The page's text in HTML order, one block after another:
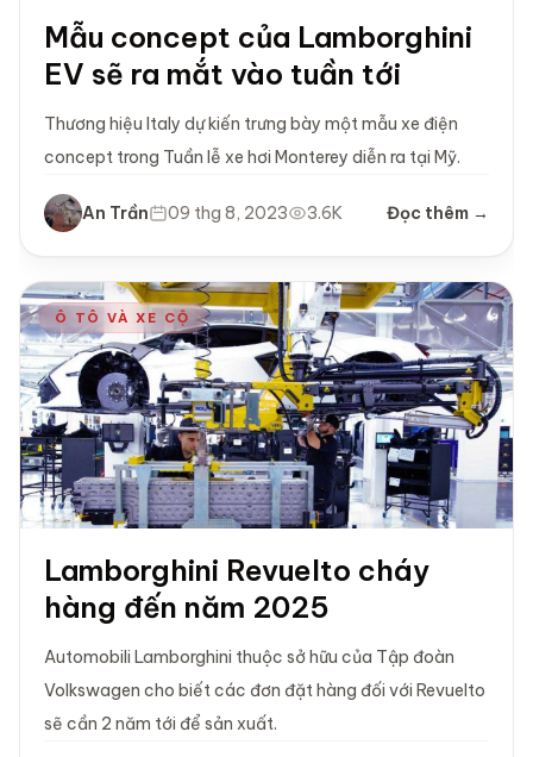
Mẫu concept của Lamborghini
EV sẽ ra mắt vào tuần tới
Thương hiệu Italy dự kiến trưng bày một mẫu xe điện
concept trong Tuần lễ xe hơi Monterey diễn ra tại Mỹ.
An Trần 09 thg 8, 2023 3.6K Đọc thêm →
Ô TÔ VÀ XE CỘ
Lamborghini Revuelto cháy
hàng đến năm 2025
Automobili Lamborghini thuộc sở hữu của Tập đoàn
Volkswagen cho biết các đơn đặt hàng đối với Revuelto
sẽ cần 2 năm tới để sản xuất.